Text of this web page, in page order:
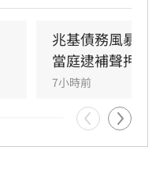
兆基債務風暴
當庭逮補聲押禁
7小時前